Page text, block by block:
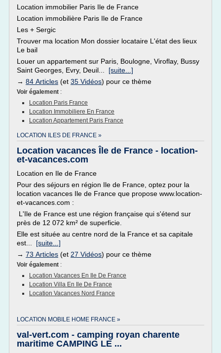
Location immobilier Paris Ile de France
Location immobilière Paris Ile de France
Les + Sergic
Trouver ma location Mon dossier locataire L'état des lieux
Le bail
Louer un appartement sur Paris, Boulogne, Viroflay, Bussy
Saint Georges, Evry, Deuil... [suite...]
→ 84 Articles (et 35 Vidéos) pour ce thème
Voir également :
Location Paris France
Location Immobiliere En France
Location Appartement Paris France
LOCATION ILES DE FRANCE »
Location vacances Île de France - location-
et-vacances.com
Location en Ile de France
Pour des séjours en région Ile de France, optez pour la
location vacances Ile de France que propose www.location-
et-vacances.com :
L'Ile de France est une région française qui s'étend sur
près de 12 072 km² de superficie.
Elle est située au centre nord de la France et sa capitale
est... [suite...]
→ 73 Articles (et 27 Vidéos) pour ce thème
Voir également :
Location Vacances En Ile De France
Location Villa En Ile De France
Location Vacances Nord France
LOCATION MOBILE HOME FRANCE »
val-vert.com - camping royan charente
maritime CAMPING LE ...